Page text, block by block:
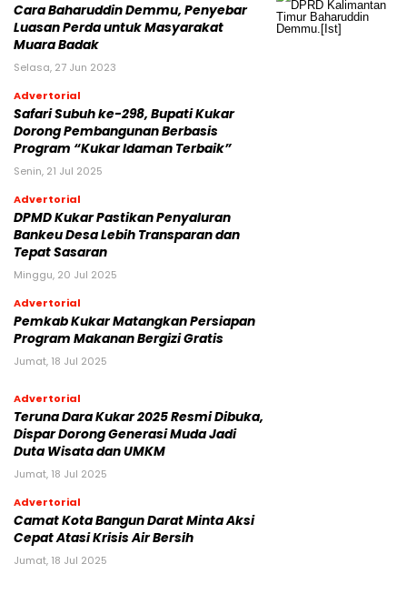
Cara Baharuddin Demmu, Penyebar
Luasan Perda untuk Masyarakat
Muara Badak
Selasa, 27 Jun 2023
Advertorial
Safari Subuh ke-298, Bupati Kukar
Dorong Pembangunan Berbasis
Program “Kukar Idaman Terbaik”
Senin, 21 Jul 2025
Advertorial
DPMD Kukar Pastikan Penyaluran
Bankeu Desa Lebih Transparan dan
Tepat Sasaran
Minggu, 20 Jul 2025
Advertorial
Pemkab Kukar Matangkan Persiapan
Program Makanan Bergizi Gratis
Jumat, 18 Jul 2025
Advertorial
Teruna Dara Kukar 2025 Resmi Dibuka,
Dispar Dorong Generasi Muda Jadi
Duta Wisata dan UMKM
Jumat, 18 Jul 2025
Advertorial
Camat Kota Bangun Darat Minta Aksi
Cepat Atasi Krisis Air Bersih
Jumat, 18 Jul 2025